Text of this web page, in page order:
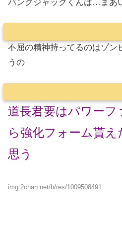
パンクジャックくんは…まあ
不屈の精神持ってるのはゾン
うの
道長君要はパワーフ
ら強化フォーム貰え
思う
img.2chan.net/b/res/1009508491